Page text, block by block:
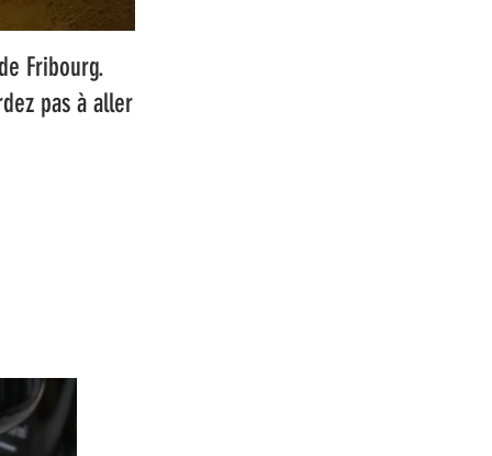
Fribourg.
pas à aller